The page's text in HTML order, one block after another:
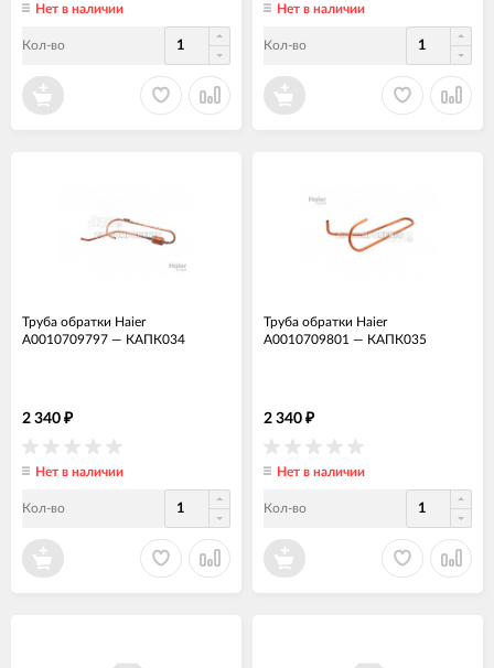
Нет в наличии
Кол-во
Нет в наличии
Кол-во
Труба обратки Haier
A0010709797 — КАПК034
2 340 ₽
Нет в наличии
Кол-во
Труба обратки Haier
A0010709801 — КАПК035
2 340 ₽
Нет в наличии
Кол-во